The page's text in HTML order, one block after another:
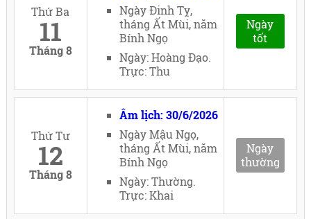
Thứ Ba
11
Tháng 8
Ngày Đinh Tỵ,
tháng Ất Mùi, năm
Bính Ngọ
Ngày: Hoàng Đạo.
Trực: Thu
Ngày
tốt
Thứ Tư
12
Tháng 8
Âm lịch: 30/6/2026
Ngày Mậu Ngọ,
tháng Ất Mùi, năm
Bính Ngọ
Ngày: Thường.
Trực: Khai
Ngày
thường